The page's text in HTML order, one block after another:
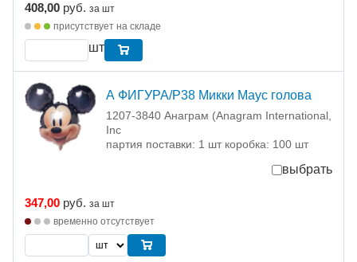
408,00 руб. за шт
присутствует на складе
шт
А ФИГУРА/P38 Микки Маус голова
1207-3840 Анаграм (Anagram International,
Inc
партия поставки: 1 шт коробка: 100 шт
выбрать
347,00 руб. за шт
временно отсутствует